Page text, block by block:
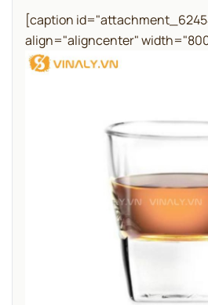
[caption
align="aligncenter"